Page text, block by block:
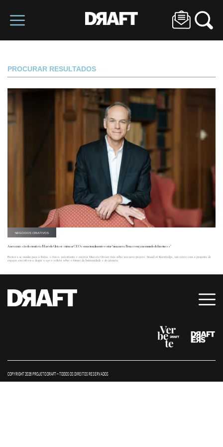
PROCURAR RESULTADOS
NEGÓCIOS CRIATIVOS
A nova missão do cientista Marcelo Gleiser: cutucar CEOs emocionalmente e criar “uma nova Renascença no mundo do business”
Prestes a se mudar para a Itália, o físico, palestrante e escritor Marcelo Gleiser fala sobre seu novo projeto: Island of Knowledge, um retiro com a proposta de
engajar executivos a despir o ego e refletir sobre o futuro da humanidade e do planeta.
COPYRIGHT 2026 PROJETO DRAFT – TODOS OS DIREITOS RESERVADOS